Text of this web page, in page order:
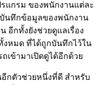
แกรม ของพนักงานแต่ละ
บันทึกข้อมูลของพนักงาน
อีกทั้งยังช่วยดูแลเรื่อง
หมด ที่ได้ถูกบันทึกไว้ใน
เข้ามาเปิดดูได้อีกด้วย
อีกตัวช่วยหนึ่งที่ดี สำหรับ